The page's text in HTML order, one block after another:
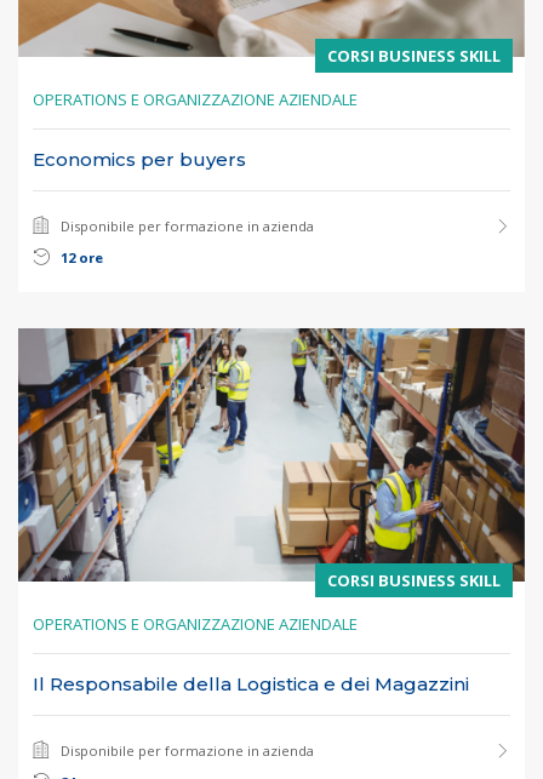
CORSI BUSINESS SKILL
OPERATIONS E ORGANIZZAZIONE AZIENDALE
Economics per buyers
Disponibile per formazione in azienda
12 ore
CORSI BUSINESS SKILL
OPERATIONS E ORGANIZZAZIONE AZIENDALE
Il Responsabile della Logistica e dei Magazzini
Disponibile per formazione in azienda